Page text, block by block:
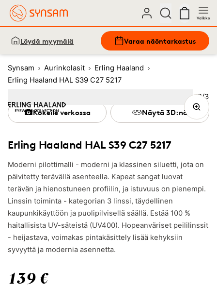
Valikko
Löydä myymälä Varaa näöntarkastus
Synsam Aurinkolasit
Erling Haaland
Erling Haaland HAL S39 C27 5217
Erling Haaland HAL S39 C27 5217
Moderni pilottimalli - moderni ja klassinen siluetti, jota on
päivitetty terävällä asenteella. Kapeat sangat luovat
terävän ja hienostuneen profiilin, ja istuvuus on pienempi.
Linssin toiminta - kategorian 3 linssi, täydellinen
kaupunkikäyttöön ja puolipilvisellä säällä. Estää 100 %
haitallisista UV-säteistä (UV400). Hopeanväriset peililinssit
- heijastava, voimakas pintakäsittely lisää kehyksiin
syvyyttä ja modernia asennetta.
139 €
Kokeile verkossa Näytä 3D:nä
Kuva
2/3
Image1 3